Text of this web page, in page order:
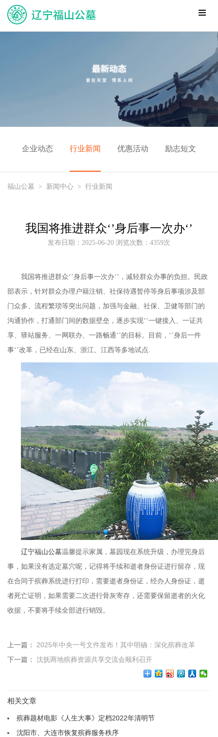
企业动态 行业新闻 优惠活动 励志短文
福山公墓 > 新闻中心 > 行业新闻
我国将推进群众‘’身后事一次办‘’
发布日期：2025-06-20 浏览次数：4359次
我国将推进群众‘’身后事一次办‘’，减轻群众办事的负担。民政
部表示，针对群众办理户籍注销、社保待遇暂停等身后事项涉及部
门众多、流程繁琐等突出问题，加强与金融、社保、卫健等部门的
沟通协作，打通部门间的数据壁垒，逐步实现‘’一键接入、一证共
享、驿站服务、一网联办、一路畅通‘’的目标。目前，‘’身后一件
事‘’改革，已经在山东、浙江、江西等多地试点.
辽宁福山公墓温馨提示家属，墓园现在系统升级，办理完身后
事，如果没有选定墓穴呢，记得将手续和逝者身份证进行留存，现
在合同于殡葬系统进行打印，需要逝者身份证，经办人身份证，逝
者死亡证明，如果需要二次进行骨灰寄存，还需要保留逝者的火化
收据，不要将手续全部进行销毁。
上一篇： 2025年中央一号文件发布！其中明确：深化殡葬改革
下一篇： 沈抚两地殡葬资源共享交流会顺利召开
相关文章
殡葬题材电影《人生大事》定档2022年清明节
沈阳市、大连市恢复殡葬服务秩序